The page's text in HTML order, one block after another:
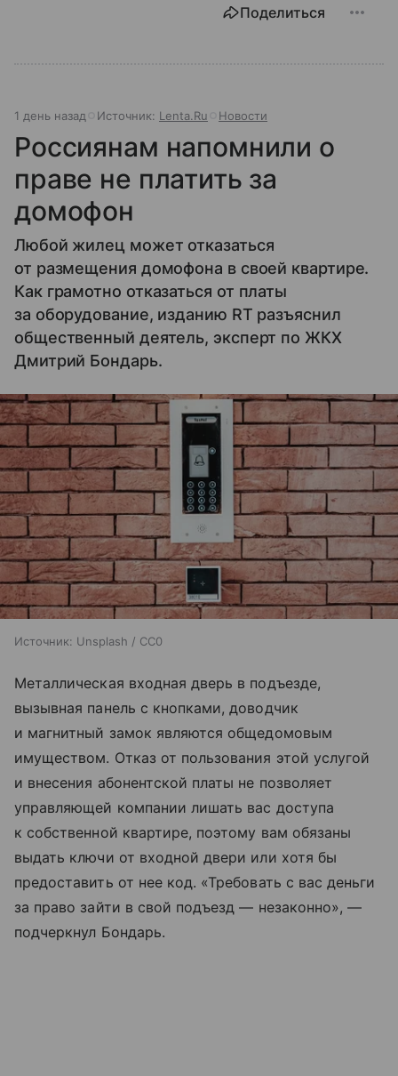
Поделиться
1 день назад Источник: Lenta.Ru Новости
Россиянам напомнили о
праве не платить за
домофон
Любой жилец может отказаться
от размещения домофона в своей квартире.
Как грамотно отказаться от платы
за оборудование, изданию RT разъяснил
общественный деятель, эксперт по ЖКХ
Дмитрий Бондарь.
Источник: Unsplash / CC0
Металлическая входная дверь в подъезде,
вызывная панель с кнопками, доводчик
и магнитный замок являются общедомовым
имуществом. Отказ от пользования этой услугой
и внесения абонентской платы не позволяет
управляющей компании лишать вас доступа
к собственной квартире, поэтому вам обязаны
выдать ключи от входной двери или хотя бы
предоставить от нее код. «Требовать с вас деньги
за право зайти в свой подъезд — незаконно», —
подчеркнул Бондарь.